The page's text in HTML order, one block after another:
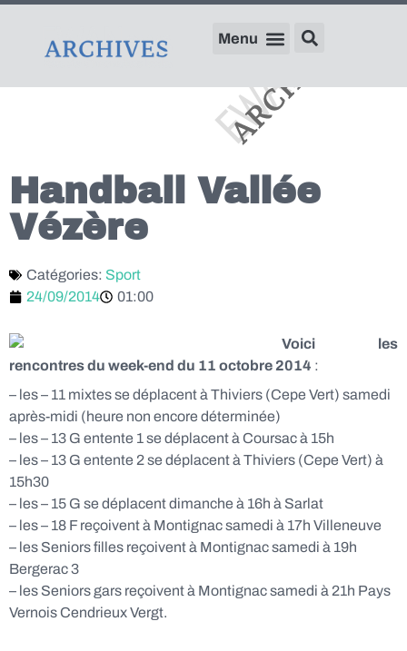
Handball Vallée
Vézère
Catégories: Sport
24/09/2014
01:00
Voici les
rencontres du week-end du 11 octobre 2014 :
– les – 11 mixtes se déplacent à Thiviers (Cepe Vert) samedi
après-midi (heure non encore déterminée)
– les – 13 G entente 1 se déplacent à Coursac à 15h
– les – 13 G entente 2 se déplacent à Thiviers (Cepe Vert) à
15h30
– les – 15 G se déplacent dimanche à 16h à Sarlat
– les – 18 F reçoivent à Montignac samedi à 17h Villeneuve
– les Seniors filles reçoivent à Montignac samedi à 19h
Bergerac 3
– les Seniors gars reçoivent à Montignac samedi à 21h Pays
Vernois Cendrieux Vergt.